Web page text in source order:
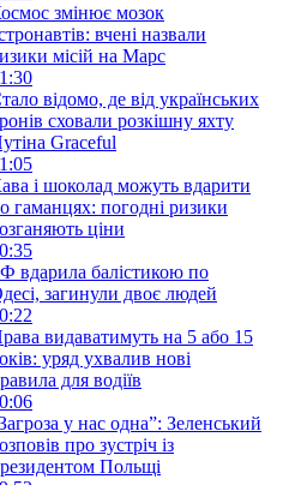
змінює мозок
вчені назвали
місій на Марс
відомо, де від українських
сховали розкішну яхту
Graceful
і шоколад можуть вдарити
гаманцях: погодні ризики
ціни
вдарила балістикою по
загинули двоє людей
видаватимуть на 5 або 15
уряд ухвалив нові
для водіїв
у нас одна”: Зеленський
про зустріч із
Польщі